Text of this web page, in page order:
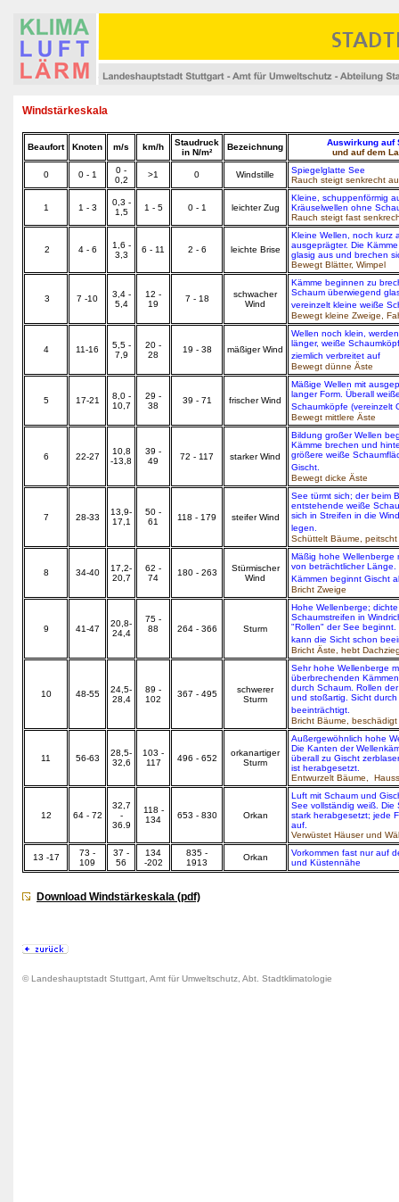
Windstärkeskala
Beaufort Knoten m/s km/h
Staudruck
in N/m²
Bezeichnung
Auswirkung auf
und auf dem
0 0 - 1
0 -
0,2
>1 0 Windstille
Spiegelglatte See
Rauch steigt senkrecht
1 1 - 3
0,3 -
1,5
1 - 5 0 - 1 leichter Zug
Kleine, schuppenförmig
Kräuselwellen ohne
Rauch steigt fast
2 4 - 6
1,6 -
3,3
6 - 11 2 - 6 leichte Brise
Kleine Wellen, noch kurz
ausgeprägter. Die
glasig aus und brechen
Bewegt Blätter, Wimpel
3 7 -10
3,4 -
5,4
12 -
19
7 - 18
schwacher
Wind
Kämme beginnen zu
Schaum überwiegend
vereinzelt kleine weiße
Bewegt kleine Zweige,
4 11-16
5,5 -
7,9
20 -
28
19 - 38 mäßiger Wind
Wellen noch klein,
länger, weiße
ziemlich verbreitet auf
Bewegt dünne Äste
5 17-21
8,0 -
10,7
29 -
38
39 - 71 frischer Wind
Mäßige Wellen mit
langer Form. Überall
Schaumköpfe (vereinzelt
Bewegt mittlere Äste
6 22-27
10,8
-13,8
39 -
49
72 - 117 starker Wind
Bildung großer Wellen
Kämme brechen und
größere weiße
Gischt.
Bewegt dicke Äste
7 28-33
13,9-
17,1
50 -
61
118 - 179 steifer Wind
See türmt sich; der beim
entstehende weiße
sich in Streifen in die
legen.
Schüttelt Bäume,
8 34-40
17,2-
20,7
62 -
74
180 - 263
Stürmischer
Wind
Mäßig hohe Wellenberge
von beträchtlicher Länge.
Kämmen beginnt Gischt
Bricht Zweige
9 41-47
20,8-
24,4
75 -
88
264 - 366 Sturm
Hohe Wellenberge; dichte
Schaumstreifen in
"Rollen" der See beginnt.
kann die Sicht schon
Bricht Äste, hebt
10 48-55
24,5-
28,4
89 -
102
367 - 495
schwerer
Sturm
Sehr hohe Wellenberge
überbrechenden
durch Schaum. Rollen
und stoßartig. Sicht durch
beeinträchtigt.
Bricht Bäume, beschädigt
11 56-63
28,5-
32,6
103 -
117
496 - 652
orkanartiger
Sturm
Außergewöhnlich hohe
Die Kanten der
überall zu Gischt
ist herabgesetzt.
Entwurzelt Bäume,
12 64 - 72
32,7
-
36.9
118 -
134
653 - 830 Orkan
Luft mit Schaum und
See vollständig weiß. Die
stark herabgesetzt; jede
auf.
Verwüstet Häuser und
13 -17
73 -
109
37 -
56
134
-202
835 -
1913
Orkan
Vorkommen fast nur auf
und Küstennähe
Download Windstärkeskala (pdf)
© Landeshauptstadt Stuttgart, Amt für Umweltschutz, Abt. Stadtklimatologie